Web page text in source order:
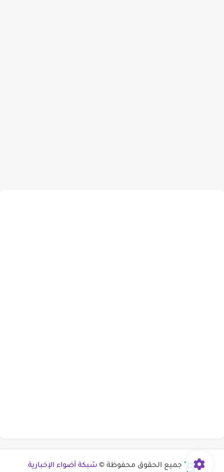
جميع الحقوق محفوظة © شبكة أضواء الإخبارية